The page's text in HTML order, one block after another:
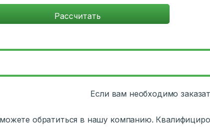
Если вам необходимо
обратиться в нашу компанию.